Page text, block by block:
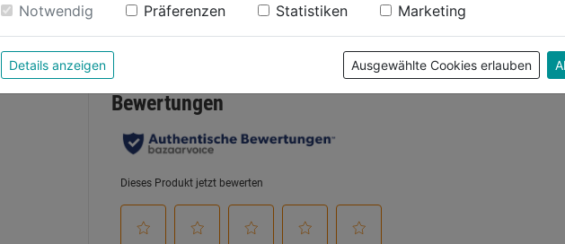
Bewertung
Notwendig Präferenzen Statistiken Marketing
Details anzeigen Ausgewählte Cookies erlauben